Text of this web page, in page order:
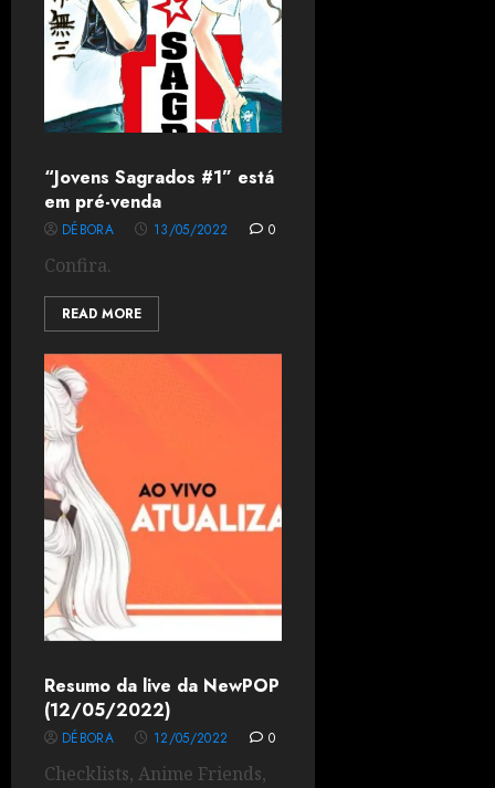
“Jovens Sagrados #1” está
em pré-venda
DÉBORA 13/05/2022 0
Confira.
READ MORE
Resumo da live da NewPOP
(12/05/2022)
DÉBORA 12/05/2022 0
Checklists, Anime Friends,